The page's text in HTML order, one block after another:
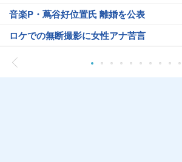
音楽P・蔦谷好位置氏 離婚を公表
ロケでの無断撮影に女性アナ苦言